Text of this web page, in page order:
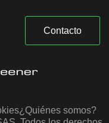
Contacto
¿Quiénes somos?